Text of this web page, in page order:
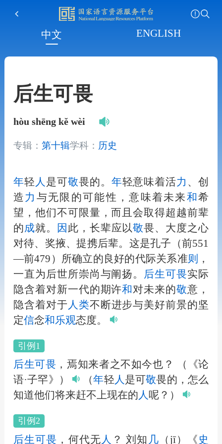
中文 ENGLISH
后生可畏
hòu shēng kě wèi
专辑： 第十辑学科： 历史
年轻 人 是可敬畏的。 年轻意味着活力 、创
造力 与无限的可能性，意味着未来和希
望，他们不可限量，而且会取得超越前辈
的成就。 因 此，长辈应以敬畏、大度之心
对待、奖掖、提携后辈。这是孔子（前551
—前479）所确立的良好的代际关系准则
，
一直为后世所崇尚与阐扬。
后生可畏实际
隐含着对新一代的期许和 对未来的敬意，
隐含着对于 人 类不断进步与美好前景的坚
定信念和 乐观态度。
引例1
后生可畏 ，焉知来者之不如今也？
（《论
语·子罕》）
（年轻 人 是可敬畏的，怎么
知道他们将来赶不上现在的 人 呢？）
引例2
后生可畏 ，何代无 人 ？刘知 几 （jī）《 史